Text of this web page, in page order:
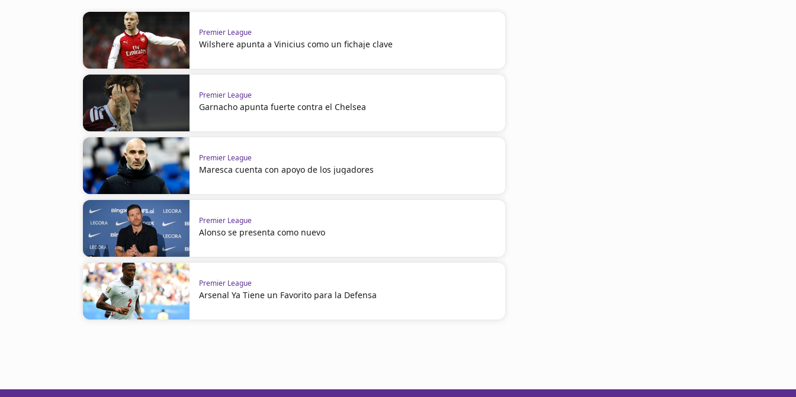
Premier League
Wilshere apunta a Vinicius como un fichaje clave
Premier League
Garnacho apunta fuerte contra el Chelsea
Premier League
Maresca cuenta con apoyo de los jugadores
Premier League
Alonso se presenta como nuevo
Premier League
Arsenal Ya Tiene un Favorito para la Defensa